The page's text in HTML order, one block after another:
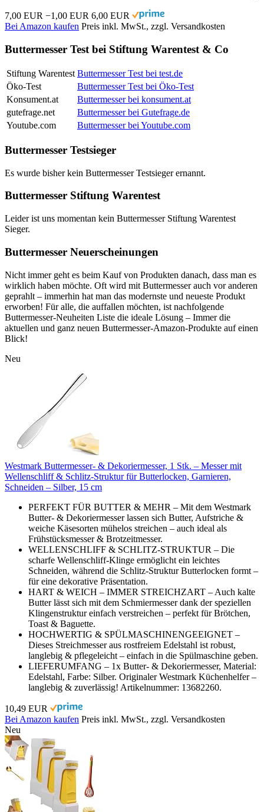
7,00 EUR −1,00 EUR 6,00 EUR
Bei Amazon kaufen Preis inkl. MwSt., zzgl. Versandkosten
Buttermesser Test bei Stiftung Warentest & Co
Stiftung Warentest Buttermesser Test bei test.de
Öko-Test
Buttermesser Test bei Öko-Test
Konsument.at
Buttermesser bei konsument.at
gutefrage.net
Buttermesser bei Gutefrage.de
Youtube.com
Buttermesser bei Youtube.com
Buttermesser Testsieger
Es wurde bisher kein Buttermesser Testsieger ernannt.
Buttermesser Stiftung Warentest
Leider ist uns momentan kein Buttermesser Stiftung Warentest
Sieger.
Buttermesser Neuerscheinungen
Nicht immer geht es beim Kauf von Produkten danach, dass man es
wirklich haben möchte. Oft wird mit Buttermesser auch vor anderen
geprahlt – immerhin hat man das modernste und neueste Produkt
erworben! Für alle, die auffallen möchten, ist nachfolgende
Buttermesser-Neuheiten Liste die ideale Lösung – Immer die
aktuellen und ganz neuen Buttermesser-Amazon-Produkte auf einen
Blick!
Neu
Westmark Buttermesser- & Dekoriermesser, 1 Stk. – Messer mit
Wellenschliff & Schlitz-Struktur für Butterlocken, Garnieren,
Schneiden – Silber, 15 cm
PERFEKT FÜR BUTTER & MEHR – Mit dem Westmark
Butter- & Dekoriermesser lassen sich Butter, Aufstriche &
weiche Käsesorten mühelos streichen – auch ideal als
Frühstücksmesser & Brotzeitmesser.
WELLENSCHLIFF & SCHLITZ-STRUKTUR – Die
scharfe Wellenschliff-Klinge ermöglicht ein leichtes
Schneiden, während die Schlitz-Struktur Butterlocken formt –
für eine dekorative Präsentation.
HART & WEICH – IMMER STREICHZART – Auch kalte
Butter lässt sich mit dem Schmiermesser dank der speziellen
Klingenstruktur einfach verstreichen – perfekt für Brötchen,
Toast & Baguette.
HOCHWERTIG & SPÜLMASCHINENGEEIGNET –
Dieses Streichmesser aus rostfreiem Edelstahl ist robust,
langlebig & pflegeleicht – einfach in die Spülmaschine geben.
LIEFERUMFANG – 1x Butter- & Dekoriermesser, Material:
Edelstahl, Farbe: Silber. Originaler Westmark Küchenhelfer –
langlebig & zuverlässig! Artikelnummer: 13682260.
10,49 EUR
Bei Amazon kaufen Preis inkl. MwSt., zzgl. Versandkosten
Neu